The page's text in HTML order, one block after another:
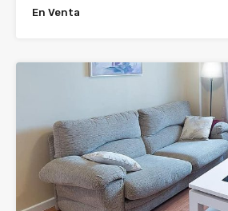
En Venta